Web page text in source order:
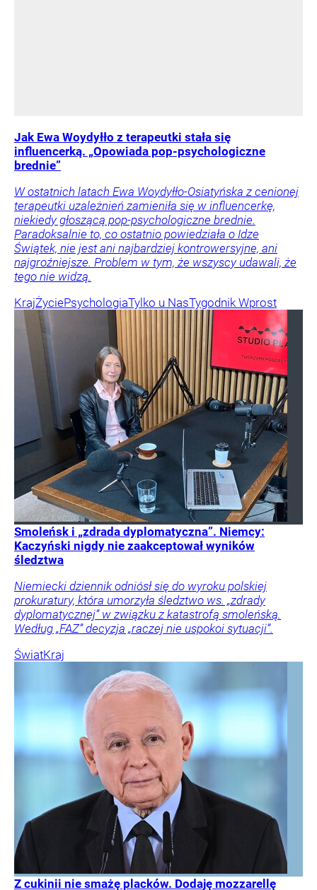
Jak Ewa Woydyłło z terapeutki stała się
influencerką. „Opowiada pop-psychologiczne
brednie”
W ostatnich latach Ewa Woydyłło-Osiatyńska z cenionej
terapeutki uzależnień zamieniła się w influencerkę,
niekiedy głoszącą pop-psychologiczne brednie.
Paradoksalnie to, co ostatnio powiedziała o Idze
Świątek, nie jest ani najbardziej kontrowersyjne, ani
najgroźniejsze. Problem w tym, że wszyscy udawali, że
tego nie widzą.
KrajŻyciePsychologiaTylko u NasTygodnik Wprost
Smoleńsk i „zdrada dyplomatyczna”. Niemcy:
Kaczyński nigdy nie zaakceptował wyników
śledztwa
Niemiecki dziennik odniósł się do wyroku polskiej
prokuratury, która umorzyła śledztwo ws. „zdrady
dyplomatycznej” w związku z katastrofą smoleńską.
Według „FAZ” decyzja „raczej nie uspokoi sytuacji”.
ŚwiatKraj
Z cukinii nie smażę placków. Dodaję mozzarellę